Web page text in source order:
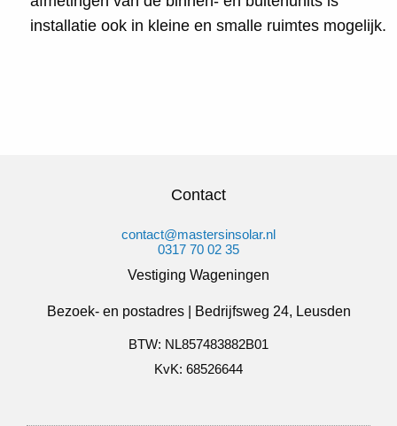
installatie ook in kleine en smalle ruimtes mogelijk.
Contact
contact@mastersinsolar.nl
0317 70 02 35
Vestiging Wageningen
Bezoek- en postadres | Bedrijfsweg 24, Leusden
BTW: NL857483882B01
KvK: 68526644